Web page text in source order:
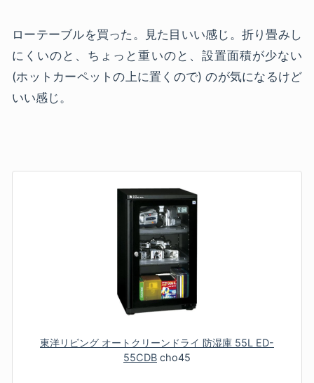
ローテーブルを買った。見た目いい感じ。折り畳みし
にくいのと、ちょっと重いのと、設置面積が少ない
(ホットカーペットの上に置くので) のが気になるけど
いい感じ。
東洋リビング オートクリーンドライ 防湿庫 55L ED-
55CDB cho45